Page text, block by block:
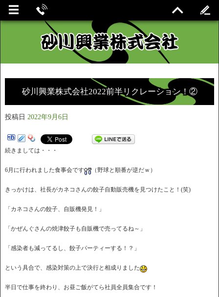
砂川興業株式会社2022前半リクレーション！②
投稿日 2022年9月6日
続きましては・・・
6月に行われました食事会です （野球と順番が逆だｗ）
きっかけは、社長がカネコさんの餃子自動販売機を見つけたこと！(笑)
「カネコさんの餃子、自販機発見！」
「かぜんぐさんの焼津餃子も自販機で売ってるね～」
「感染者も減ってるし、餃子パーティーする！？」
という具合で、感染対策の上で決行と相成りました
半日で仕事を終わり、お昼ご飯がてら社員全員集合です！